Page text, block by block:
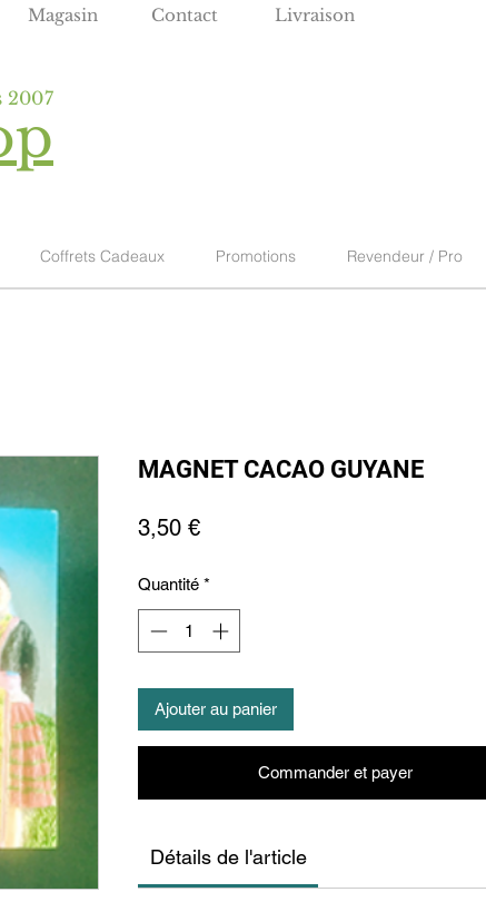
Magasin Contact
Livraison
2007
Coffrets Cadeaux Promotions Revendeur / Pro
MAGNET CACAO GUYANE
3,50 €Prix
Quantité *
Ajouter au panier
Commander et payer
Détails de l'article